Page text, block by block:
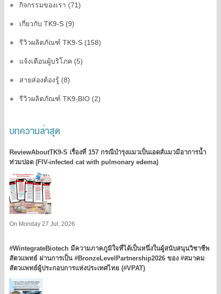
กิจกรรมของเรา (71)
เกี่ยวกับ TK9-S (9)
รีวิวผลิตภัณฑ์ TK9-S (158)
แจ้งเตือนผู้บริโภค (5)
สายส่องต้องรู้ (8)
รีวิวผลิตภัณฑ์ TK9-ฺBIO (2)
บทความล่าสุด
ReviewAboutTK9-S เรื่องที่ 157 กรณีบำรุงแมวเป็นเอดส์แมวมีอาการน้ำ
ท่วมปอด (FIV-infected cat with pulmonary edema)
On Monday 27 Jul, 2026
#WintegrateBiotech มีความภาคภูมิใจที่ได้เป็นหนึ่งในผู้สนับสนุนวิชาชีพ
สัตวแพทย์ ผ่านการเป็น #BronzeLevelPartnership2026 ของ #สมาคม
สัตวแพทย์ผู้ประกอบการแห่งประเทศไทย (#VPAT)